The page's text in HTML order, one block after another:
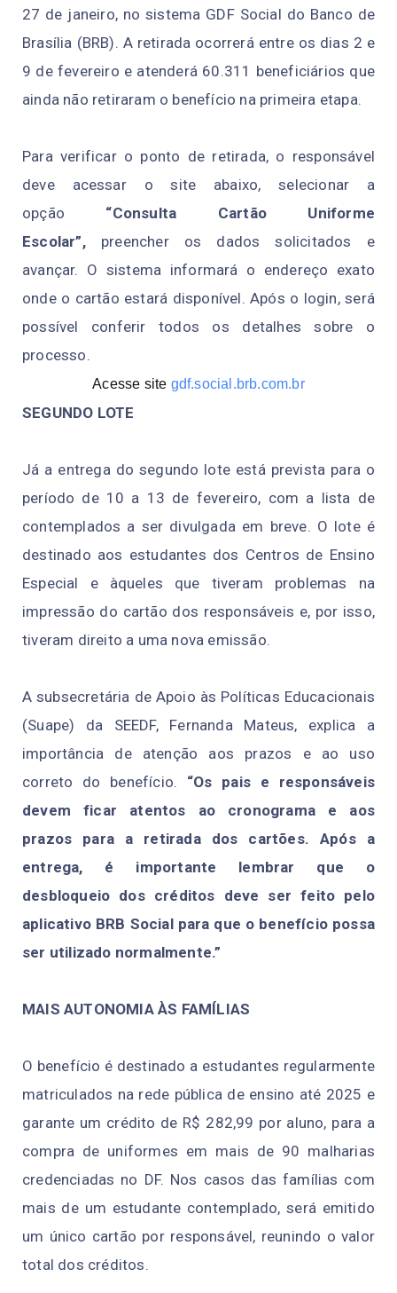
27 de janeiro, no sistema GDF Social do Banco de
Brasília (BRB). A retirada ocorrerá entre os dias 2 e
9 de fevereiro e atenderá 60.311 beneficiários que
ainda não retiraram o benefício na primeira etapa.
Para verificar o ponto de retirada, o responsável
deve acessar o site abaixo, selecionar a
opção “Consulta Cartão Uniforme
Escolar”,preencher os dados solicitados e
avançar. O sistema informará o endereço exato
onde o cartão estará disponível. Após o login, será
possível conferir todos os detalhes sobre o
processo.
Acesse site gdf.social.brb.com.br
SEGUNDO LOTE
Já a entrega do segundo lote está prevista para o
período de 10 a 13 de fevereiro, com a lista de
contemplados a ser divulgada em breve. O lote é
destinado aos estudantes dos Centros de Ensino
Especial e àqueles que tiveram problemas na
impressão do cartão dos responsáveis e, por isso,
tiveram direito a uma nova emissão.
A subsecretária de Apoio às Políticas Educacionais
(Suape) da SEEDF, Fernanda Mateus, explica a
importância de atenção aos prazos e ao uso
correto do benefício. “Os pais e responsáveis
devem ficar atentos ao cronograma e aos
prazos para a retirada dos cartões. Após a
entrega, é importante lembrar que o
desbloqueio dos créditos deve ser feito pelo
aplicativo BRB Social para que o benefício possa
ser utilizado normalmente.”
MAIS AUTONOMIA ÀS FAMÍLIAS
O benefício é destinado a estudantes regularmente
matriculados na rede pública de ensino até 2025 e
garante um crédito de R$ 282,99 por aluno, para a
compra de uniformes em mais de 90 malharias
credenciadas no DF. Nos casos das famílias com
mais de um estudante contemplado, será emitido
um único cartão por responsável, reunindo o valor
total dos créditos.